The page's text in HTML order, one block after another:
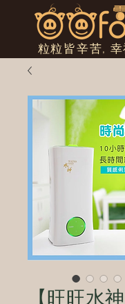
粒粒皆辛苦, 幸
【旺旺水